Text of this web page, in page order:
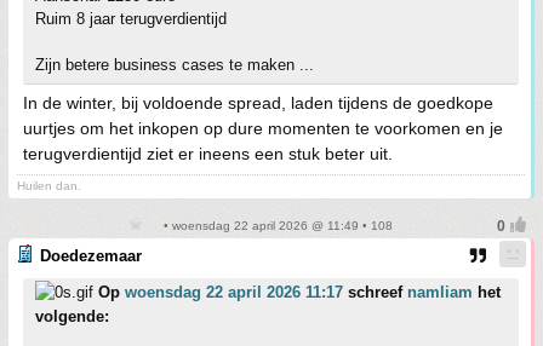
Ruim 8 jaar terugverdientijd
Zijn betere business cases te maken ...
In de winter, bij voldoende spread, laden tijdens de goedkope
uurtjes om het inkopen op dure momenten te voorkomen en je
terugverdientijd ziet er ineens een stuk beter uit.
Huilen dan.
• woensdag 22 april 2026 @ 11:49 • 108
Doedezemaar
Op woensdag 22 april 2026 11:17 schreef namliam het
volgende: